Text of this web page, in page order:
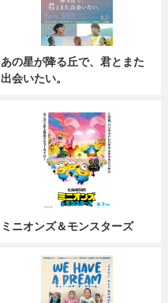
あの星が降る丘で、君とまた
出会いたい。
ミニオンズ＆モンスターズ